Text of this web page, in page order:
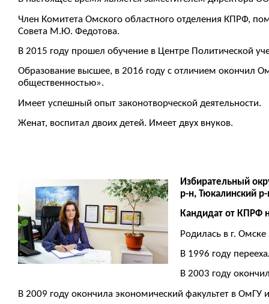
Член Комитета Омского областного отделения КПРФ,
Совета М.Ю. Федотова.
В 2015 году прошел обучение в Центре Политической
Образование высшее, в 2016 году с отличием окончил
общественностью».
Имеет успешный опыт законотворческой деятельности.
Женат, воспитал двоих детей. Имеет двух внуков.
Избирательный
р-н, Тюкалинский
Кандидат от КПРФ
Родилась в г. Омске
В 1996 году
В 2003 году
В 2009 году окончила экономический факультет в ОмГУ